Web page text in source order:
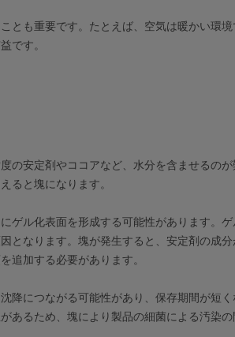
とも重要です。たとえば、空気は暖かい環
です。
の安定剤やココアなど、水分を含ませるの
ると塊になります。
ゲル化表面を形成する可能性があります。
となります。塊が発生すると、安定剤の成
追加する必要があります。
降につながる可能性があり、保存期間が短
あるため、塊により製品の細菌による汚染